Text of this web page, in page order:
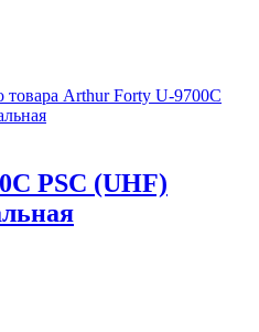
PSC (UHF)